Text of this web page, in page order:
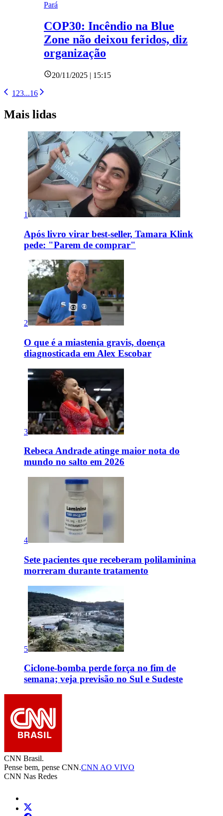
Pará
COP30: Incêndio na Blue
Zone não deixou feridos, diz
organização
20/11/2025 | 15:15
1 23...16
Mais lidas
1
Após livro virar best-seller, Tamara Klink
pede: "Parem de comprar"
2
O que é a miastenia gravis, doença
diagnosticada em Alex Escobar
3
Rebeca Andrade atinge maior nota do
mundo no salto em 2026
4
Sete pacientes que receberam polilaminina
morreram durante tratamento
5
Ciclone-bomba perde força no fim de
semana; veja previsão no Sul e Sudeste
CNN Brasil.
Pense bem, pense CNN.CNN AO VIVO
CNN Nas Redes